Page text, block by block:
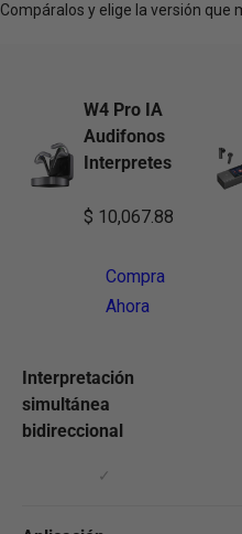
Compáralos y elige la versión que
W4 Pro IA
Audifonos
Interpretes
$ 10,067.88
Compra
Ahora
Interpretación
simultánea
bidireccional
✓